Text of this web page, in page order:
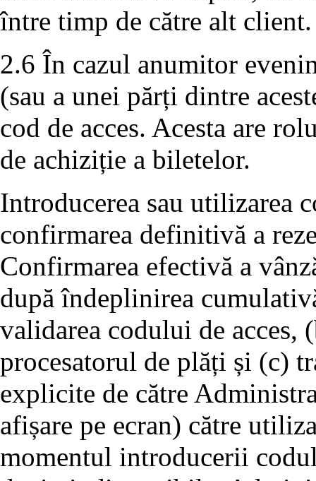
între timp de către alt client.
2.6 În cazul anumitor
(sau a unei părți dintre
cod de acces. Acesta are
de achiziție a biletelor.
Introducerea sau utilizarea
confirmarea definitivă a
Confirmarea efectivă a
după îndeplinirea
validarea codului de acces,
procesatorul de plăți și (c)
explicite de către
afișare pe ecran) către
momentul introducerii